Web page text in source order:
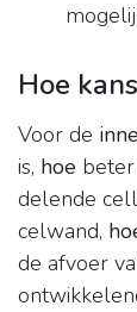
Hoe
Voor de
is, hoe
delende
celwand,
de afvoer